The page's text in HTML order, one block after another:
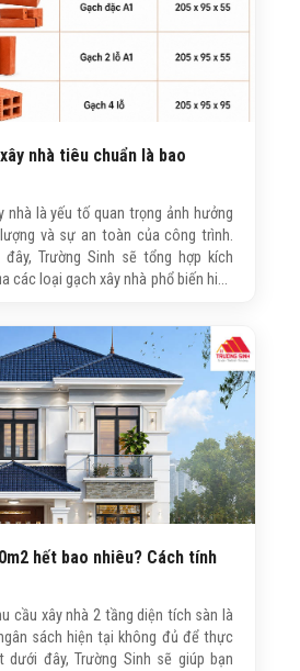
nhà tiêu chuẩn là bao
nhà là yếu tố quan trọng ảnh hưởng
và sự an toàn của công trình.
Trường Sinh sẽ tổng hợp kích
các loại gạch xây nhà phổ biến hiện
đạt độ bền và hiệu quả sử dụng
hết bao nhiêu? Cách tính
cầu xây nhà 2 tầng diện tích sàn là
sách hiện tại không đủ để thực
dưới đây, Trường Sinh sẽ giúp bạn